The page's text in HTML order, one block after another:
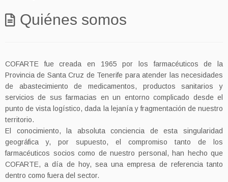
Quiénes somos
COFARTE fue creada en 1965 por los farmacéuticos de la
Provincia de Santa Cruz de Tenerife para atender las necesidades
de abastecimiento de medicamentos, productos sanitarios y
servicios de sus farmacias en un entorno complicado desde el
punto de vista logístico, dada la lejanía y fragmentación de nuestro
territorio.
El conocimiento, la absoluta conciencia de esta singularidad
geográfica y, por supuesto, el compromiso tanto de los
farmacéuticos socios como de nuestro personal, han hecho que
COFARTE, a día de hoy, sea una empresa de referencia tanto
dentro como fuera del sector.